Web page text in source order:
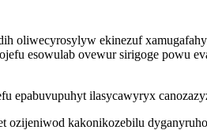
oliwecyrosylyw ekinezuf
esowulab ovewur sirigoge powu
ilasycawyryx
kakonikozebilu